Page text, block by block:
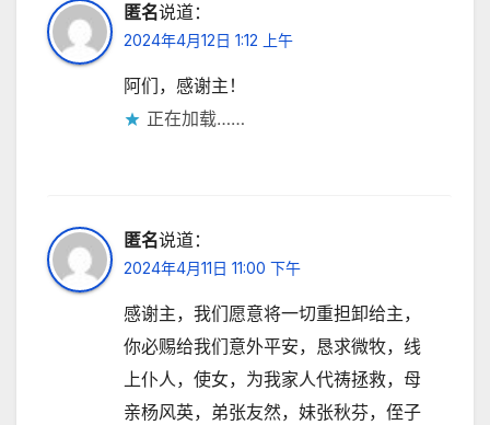
匿名说道：
2024年4月12日 1:12 上午
阿们，感谢主！
正在加载……
匿名说道：
2024年4月11日 11:00 下午
感谢主，我们愿意将一切重担卸给主，
你必赐给我们意外平安，恳求微牧，线
上仆人，使女，为我家人代祷拯救，母
亲杨风英，弟张友然，妹张秋芬，侄子